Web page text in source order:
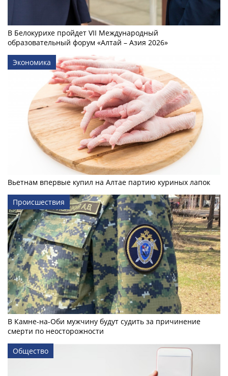
В Белокурихе пройдет VII Международный
образовательный форум «Алтай – Азия 2026»
Экономика
Вьетнам впервые купил на Алтае партию куриных лапок
Происшествия
В Камне-на-Оби мужчину будут судить за причинение
смерти по неосторожности
Общество